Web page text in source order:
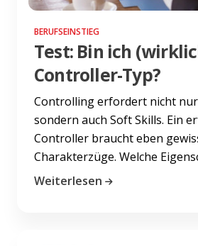
BERUFSEINSTIEG
Test: Bin ich
Controller-Typ?
Controlling erfordert nicht nur
sondern auch Soft Skills. Ein
Controller braucht eben
Charakterzüge. Welche
Weiterlesen